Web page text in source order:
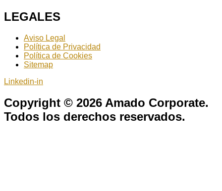
LEGALES
Aviso Legal
Política de Privacidad
Política de Cookies
Sitemap
Linkedin-in
Copyright © 2026 Amado Corporate.
Todos los derechos reservados.